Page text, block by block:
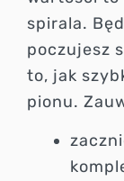
spirala.
poczujesz
to, jak
pionu.